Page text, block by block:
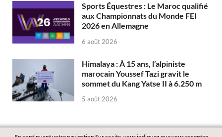
Sports Équestres : Le Maroc qualifié
aux Championnats du Monde FEI
2026 en Allemagne
6 août 2026
Himalaya : À 15 ans, l’alpiniste
marocain Youssef Tazi gravit le
sommet du Kang Yatse II à 6.250 m
5 août 2026